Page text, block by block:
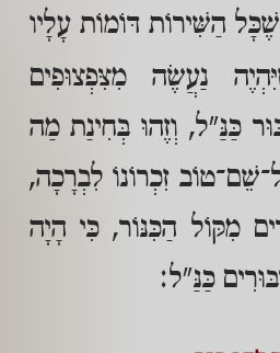
הַשִּׁירוֹת דּוֹמוֹת עָלָיו
נַעֲשֶׂה מִצִּפְצוּפִים
כַּנַּ"ל, וְזֶהוּ בְּחִינַת מַה
זִכְרוֹנוֹ לִבְרָכָה,
מִקּוֹל הַכִּנּוֹר, כִּי הָיָה
כַּנַּ"ל: